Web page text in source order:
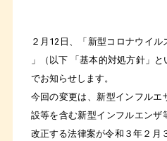
２月12日、「新型コロナウイ
」（以下 「基本的対処方針」
でお知らせします。
今回の変更は、新型インフルエ
設等を含む新型インフルエンザ
改正する法律案が令和３年２月